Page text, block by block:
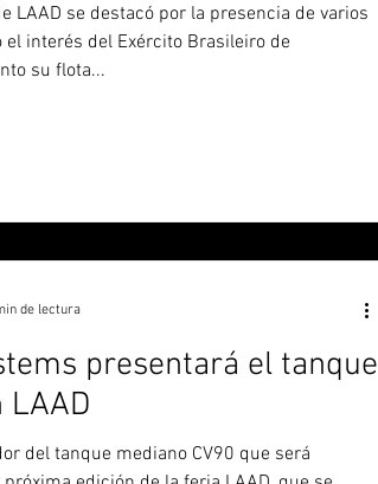
LAAD se destacó por la presencia de varios
el interés del Exército Brasileiro de
su flota...
presentará el tanque
LAAD
del tanque mediano CV90 que será
de lectura